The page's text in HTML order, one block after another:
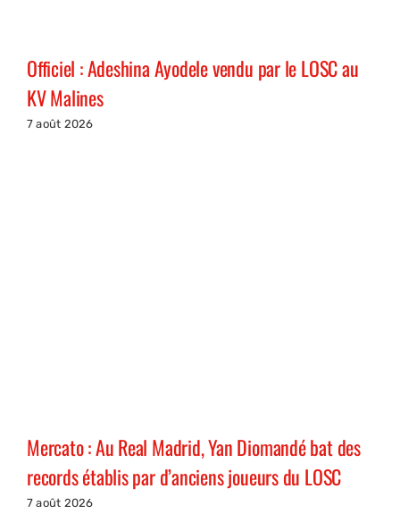
Officiel : Adeshina Ayodele vendu par le LOSC au
KV Malines
7 août 2026
Mercato : Au Real Madrid, Yan Diomandé bat des
records établis par d’anciens joueurs du LOSC
7 août 2026